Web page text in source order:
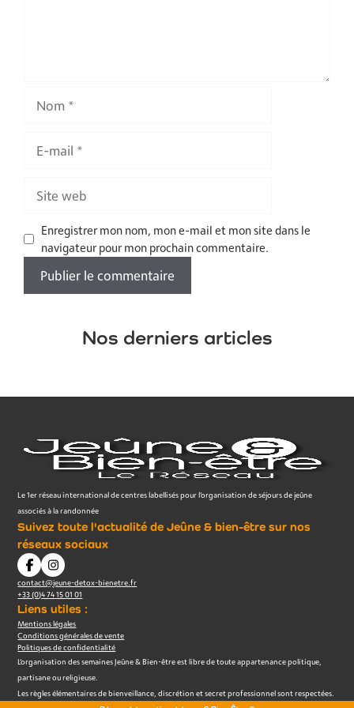
mail
web
Enregistrer mon nom, mon e-mail et mon site dans le
navigateur pour mon prochain commentaire.
Nos derniers articles
Le 1er réseau international de centres labellisés pour l’organisation de séjours de jeûne
associés à la randonnée
Suivez toute l'actualité de Jeûne & bien-être sur nos
réseaux sociaux
contact@jeune-detox-bienetre.fr
+33 (0)4 74 15 01 01
Liens utiles :
Mentions légales
Conditions générales de vente
Politiques de confidentialité
L’organisation des semaines Jeûne & Bien-être est libre de toute appartenance politique,
partisane ou religieuse.
Les règles élémentaires de bienveillance, discrétion et secret professionnel sont respectées.